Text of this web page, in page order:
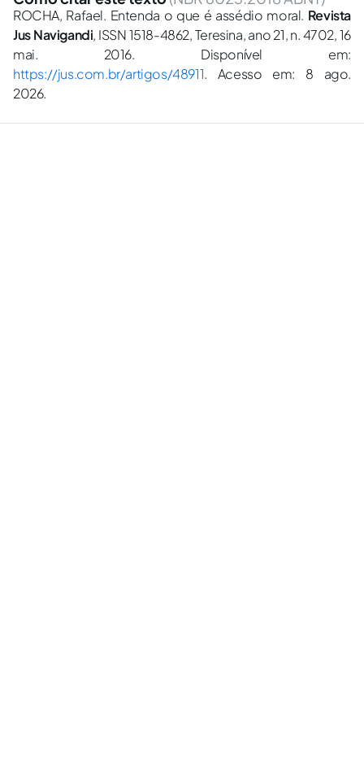
ROCHA, Rafael. Entenda o que é assédio moral. Revista
Jus Navigandi, ISSN 1518-4862, Teresina, ano 21, n. 4702, 16
mai. 2016. Disponível em:
https://jus.com.br/artigos/48911. Acesso em: 8 ago.
2026.